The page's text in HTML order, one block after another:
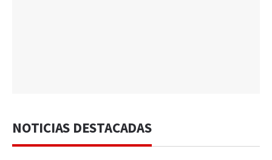
NOTICIAS DESTACADAS